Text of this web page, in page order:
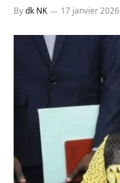
Bydk NK 17 janvier 2026